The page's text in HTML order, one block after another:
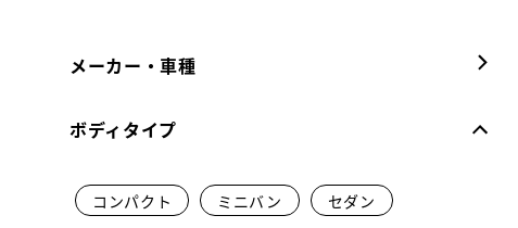
メーカー・車種
ボディタイプ
コンパクト ミニバン セダン